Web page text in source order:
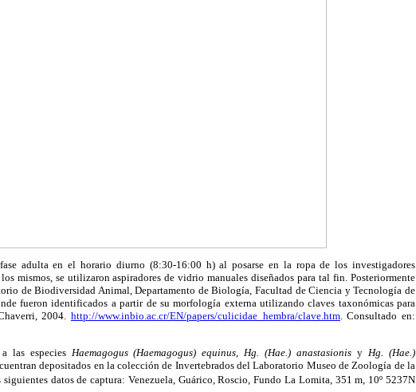
adulta en el horario diurno (8:30-16:00 h) al posarse en la ropa de los investigadores
los mismos, se utilizaronaspiradores de vidrio manuales diseñados para tal fin. Posteriormente
de Biodiversidad Animal, Departamento de Biología, Facultad de Ciencia y Tecnología de
fueron identificados a partir de su morfología externa utilizando claves taxonómicas para
2004. http://www.inbio.ac.cr/EN/papers/culicidae_hembra/clave.htm. Consultado en:
las especies Haemagogus (Haemagogus) equinus Hg. (Hae.) anastasionisy Hg. (Hae.)
depositados en la colección de Invertebrados del Laboratorio Museo de Zoología de la
datos de captura: Venezuela, Guárico, Roscio, Fundo La Lomita, 351 m, 10º 5237N